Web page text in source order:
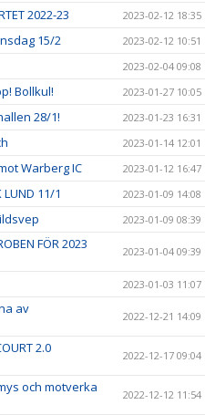
2022-23 2023-02-12 18:35
15/2 2023-02-12 10:51
2023-02-04 09:08
Bollkul! 2023-01-27 10:05
28/1! 2023-01-23 16:31
2023-01-14 12:01
Warberg IC 2023-01-12 16:47
11/1 2023-01-09 14:08
2023-01-09 08:39
FÖR 2023
2023-01-04 09:39
2023-01-03 11:07
av
2022-12-21 14:09
2.0
2022-12-17 09:04
och motverka
2022-12-12 11:54